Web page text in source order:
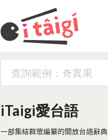
iTaigi愛台語
一部集結群眾編纂的開放台語辭典